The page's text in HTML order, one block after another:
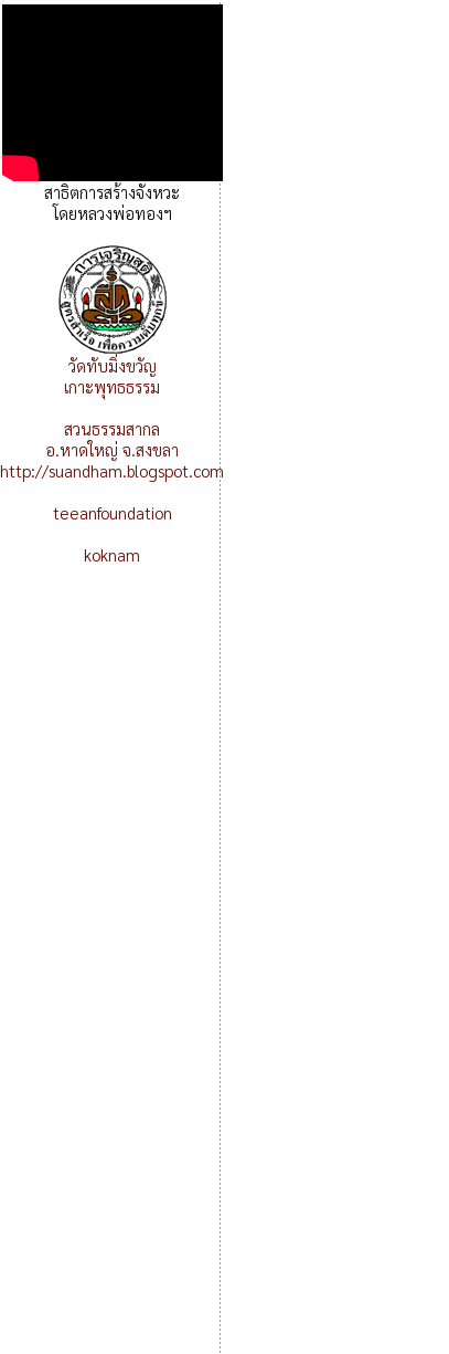
สาธิตการสร้างจังหวะ
โดยหลวงพ่อทองฯ
วัดทับมิ่งขวัญ
เกาะพุทธธรรม
สวนธรรมสากล
อ.หาดใหญ่ จ.สงขลา
http://suandham.blogspot.com
teeanfoundation
koknam